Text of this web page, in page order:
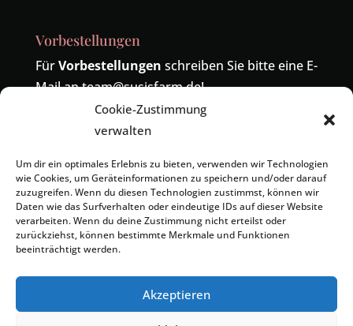
Cookie-Zustimmung
verwalten
Um dir ein optimales Erlebnis zu bieten, verwenden wir Technologien
wie Cookies, um Geräteinformationen zu speichern und/oder darauf
zuzugreifen. Wenn du diesen Technologien zustimmst, können wir
Daten wie das Surfverhalten oder eindeutige IDs auf dieser Website
verarbeiten. Wenn du deine Zustimmung nicht erteilst oder
zurückziehst, können bestimmte Merkmale und Funktionen
beeinträchtigt werden.
Akzeptieren
Vorbestellungen
FürVorbestellungen schreiben Sie bitte eine E-
Mail anteam@susisfarm.de!
Telefonisch sind wir unter der Nummer
9391886wird ebenfalls zu uns umgeleitet.